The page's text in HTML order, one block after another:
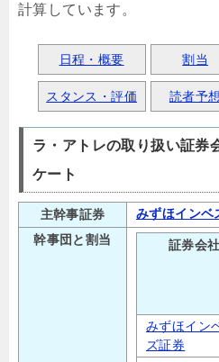
計算しています。
日程・概要 割当
スタンス・評価 読者予想
ラ・アトレの取り扱い証券
ケート
主幹事証券
みずほインベ
幹事団と割当
証券会
みずほイン
ズ証券